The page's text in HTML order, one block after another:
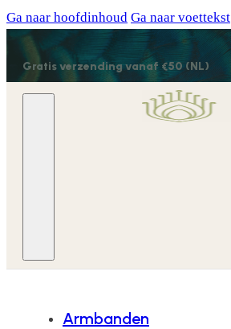
Ga naar hoofdinhoud Ga naar voettekst
Gratis verzending vanaf €50 (NL)
Armbanden